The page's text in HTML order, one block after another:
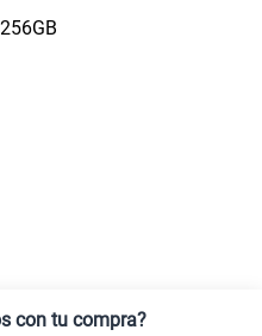
con tu compra?